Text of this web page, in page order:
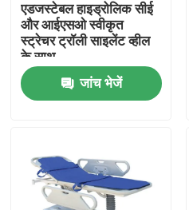
घर
हमारे बारे में
एडजस्टेबल हाइड्रोलिक सीई
और आईएसओ स्वीकृत
स्ट्रेचर ट्रॉली साइलेंट व्हील
के साथ
जांच भेजें